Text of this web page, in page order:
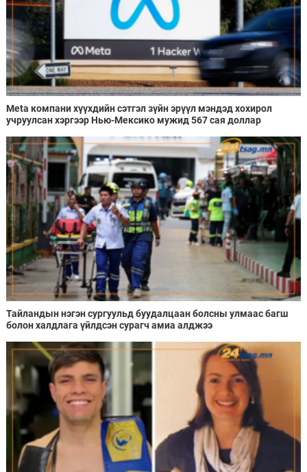
Meta компани хүүхдийн сэтгэл зүйн эрүүл мэндэд хохирол
учруулсан хэргээр Нью-Мексико мужид 567 сая доллар
Тайландын нэгэн сургуульд буудалцаан болсны улмаас багш
болон халдлага үйлдсэн сурагч амиа алджээ